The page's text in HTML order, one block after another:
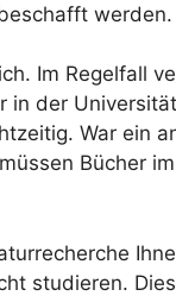
werden.
Im Regelfall
der
War ein
Bücher
studieren.